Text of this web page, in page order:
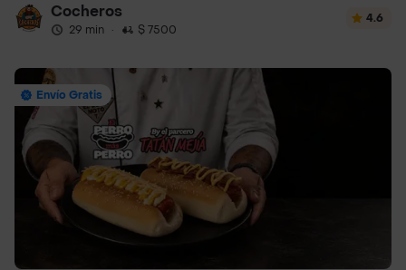
Cocheros
29 min · $ 7500
4.6
Envío Gratis